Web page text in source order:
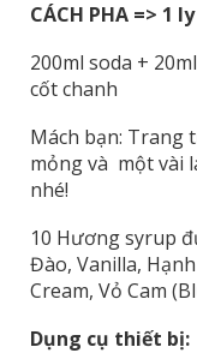
CÁCH PHA => 1
200ml soda +
cốt chanh
Mách bạn: Trang
mỏng và một vài
nhé!
10 Hương syrup
Đào, Vanilla,
Cream, Vỏ Cam
Dụng cụ thiết bị: